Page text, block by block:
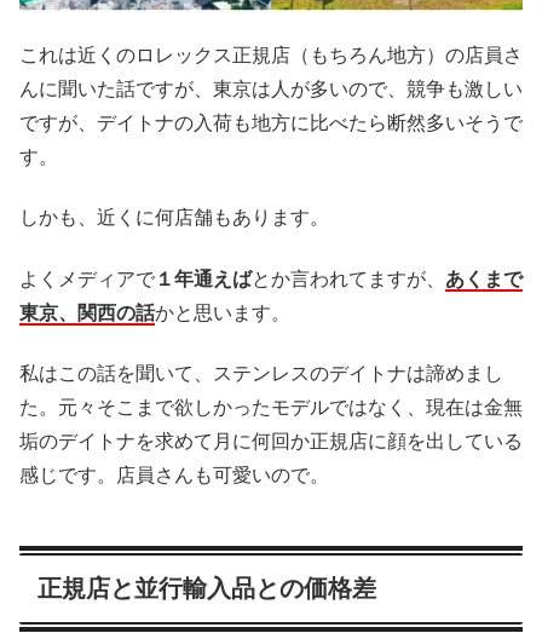
これは近くのロレックス正規店（もちろん地方）の店員さ
んに聞いた話ですが、東京は人が多いので、競争も激しい
ですが、デイトナの入荷も地方に比べたら断然多いそうで
す。
しかも、近くに何店舗もあります。
よくメディアで １年通えばとか言われてますが、 あくまで
東京、関西の話かと思います。
私はこの話を聞いて、ステンレスのデイトナは諦めまし
た。元々そこまで欲しかったモデルではなく、現在は金無
垢のデイトナを求めて月に何回か正規店に顔を出している
感じです。店員さんも可愛いので。
正規店と並行輸入品との価格差